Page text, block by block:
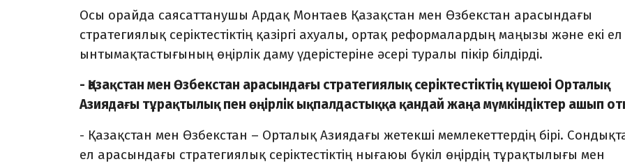
Осы орайда саясаттанушы Ардақ Монтаев Қазақстан мен Өзбекстан арасындағы
стратегиялық серіктестіктің қазіргі ахуалы, ортақ реформалардың маңызы және екі ел
ынтымақтастығының өңірлік даму үдерістеріне әсері туралы пікір білдірді.
- Қазақстан мен Өзбекстан арасындағы стратегиялық серіктестіктің күшеюі Орталық
Азиядағы тұрақтылық пен өңірлік ықпалдастыққа қандай жаңа мүмкіндіктер ашып
- Қазақстан мен Өзбекстан – Орталық Азиядағы жетекші мемлекеттердің бірі.
ел арасындағы стратегиялық серіктестіктің нығаюы бүкіл өңірдің тұрақтылығы мен